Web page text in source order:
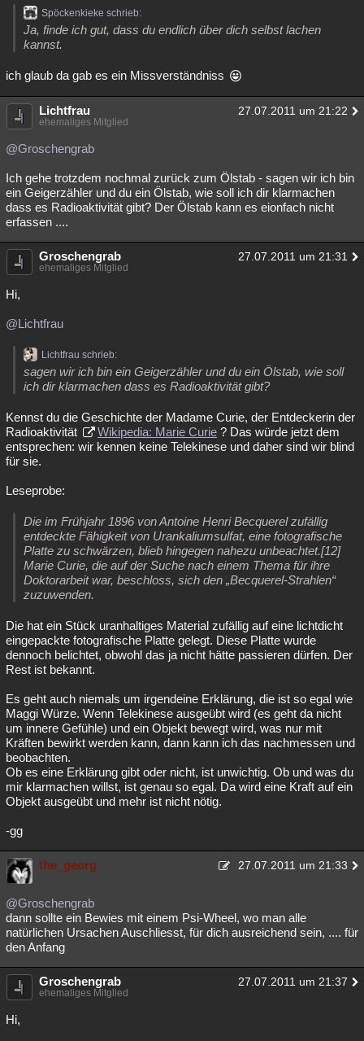
Spöckenkieke schrieb:
Ja, finde ich gut, dass du endlich über dich selbst lachen
kannst.
ich glaub da gab es ein Missverständniss
Lichtfrau 27.07.2011 um 21:22
ehemaliges Mitglied
@Groschengrab
Ich gehe trotzdem nochmal zurück zum Ölstab - sagen wir ich bin
ein Geigerzähler und du ein Ölstab, wie soll ich dir klarmachen
dass es Radioaktivität gibt? Der Ölstab kann es eionfach nicht
erfassen ....
Groschengrab 27.07.2011 um 21:31
ehemaliges Mitglied
Hi,
@Lichtfrau
Lichtfrau schrieb:
sagen wir ich bin ein Geigerzähler und du ein Ölstab, wie soll
ich dir klarmachen dass es Radioaktivität gibt?
Kennst du die Geschichte der Madame Curie, der Entdeckerin der
Radioaktivität
Wikipedia: Marie Curie ? Das würde jetzt dem
entsprechen: wir kennen keine Telekinese und daher sind wir blind
für sie.
Leseprobe:
Die im Frühjahr 1896 von Antoine Henri Becquerel zufällig
entdeckte Fähigkeit von Urankaliumsulfat, eine fotografische
Platte zu schwärzen, blieb hingegen nahezu unbeachtet.[12]
Marie Curie, die auf der Suche nach einem Thema für ihre
Doktorarbeit war, beschloss, sich den „Becquerel-Strahlen“
zuzuwenden.
Die hat ein Stück uranhaltiges Material zufällig auf eine lichtdicht
eingepackte fotografische Platte gelegt. Diese Platte wurde
dennoch belichtet, obwohl das ja nicht hätte passieren dürfen. Der
Rest ist bekannt.
Es geht auch niemals um irgendeine Erklärung, die ist so egal wie
Maggi Würze. Wenn Telekinese ausgeübt wird (es geht da nicht
um innere Gefühle) und ein Objekt bewegt wird, was nur mit
Kräften bewirkt werden kann, dann kann ich das nachmessen und
beobachten.
Ob es eine Erklärung gibt oder nicht, ist unwichtig. Ob und was du
mir klarmachen willst, ist genau so egal. Da wird eine Kraft auf ein
Objekt ausgeübt und mehr ist nicht nötig.
-gg
the_georg 27.07.2011 um 21:33
@Groschengrab
dann sollte ein Bewies mit einem Psi-Wheel, wo man alle
natürlichen Ursachen Auschliesst, für dich ausreichend sein, .... für
den Anfang
Groschengrab 27.07.2011 um 21:37
ehemaliges Mitglied
Hi,